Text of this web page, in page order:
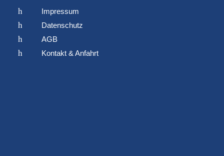
h Impressum
h Datenschutz
h AGB
h Kontakt & Anfahrt